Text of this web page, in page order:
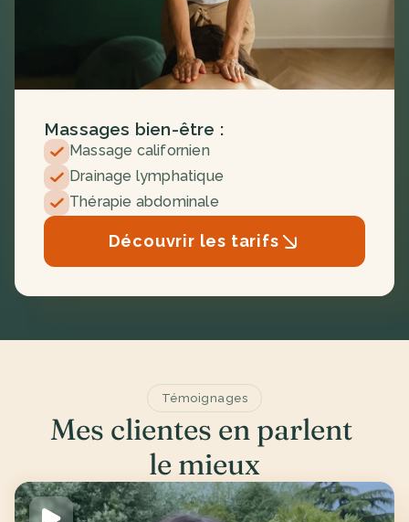
Massages bien-être :
Massage californien
Drainage lymphatique
Thérapie abdominale
Découvrir les tarifs
Témoignages
Mes clientes en parlent
le mieux